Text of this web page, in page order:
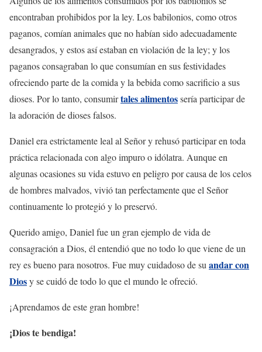
encontraban prohibidos por la ley. Los babilonios, como otros
paganos, comían animales que no habían sido adecuadamente
desangrados, y estos así estaban en violación de la ley; y los
paganos consagraban lo que consumían en sus festividades
ofreciendo parte de la comida y la bebida como sacrificio a sus
dioses. Por lo tanto, consumirtales alimentossería participar de
la adoración de dioses falsos.
Daniel era estrictamente leal al Señor y rehusó participar en toda
práctica relacionada con algo impuro o idólatra. Aunque en
algunas ocasiones su vida estuvo en peligro por causa de los celos
de hombres malvados, vivió tan perfectamente que el Señor
continuamente lo protegió y lo preservó.
Querido amigo, Daniel fue un gran ejemplo de vida de
consagración a Dios, él entendió que no todo lo que viene de un
rey es bueno para nosotros. Fue muy cuidadoso de su andar con
Diosy se cuidó de todo lo que el mundo le ofreció.
¡Aprendamos de este gran hombre!
¡Dios te bendiga!